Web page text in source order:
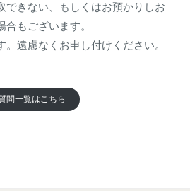
できない、もしくはお預かりしお
もございます。
。遠慮なくお申し付けください。
問一覧はこちら